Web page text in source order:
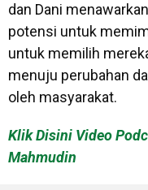
dan Dani
potensi untuk
untuk memilih
menuju perubahan
oleh masyarakat.
Klik Disini Video
Mahmudin